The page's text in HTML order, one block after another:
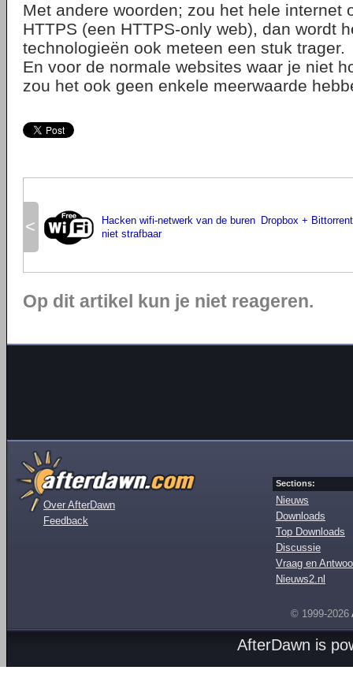
Met andere woorden; zou het hele internet
HTTPS (een HTTPS-only web), dan wordt
technologieën ook meteen een stuk trager.
En voor de normale websites waar je niet
zou het ook geen enkele meerwaarde
<
Hacken wifi-netwerk van de buren
niet strafbaar
Dropbox +
Op dit artikel kun je niet reageren.
Over AfterDawn
Feedback
Sections:
Nieuws
Downloads
Top Downloads
Discussie
Vraag en
Nieuws2.nl
© 1999-2026
AfterDawn is